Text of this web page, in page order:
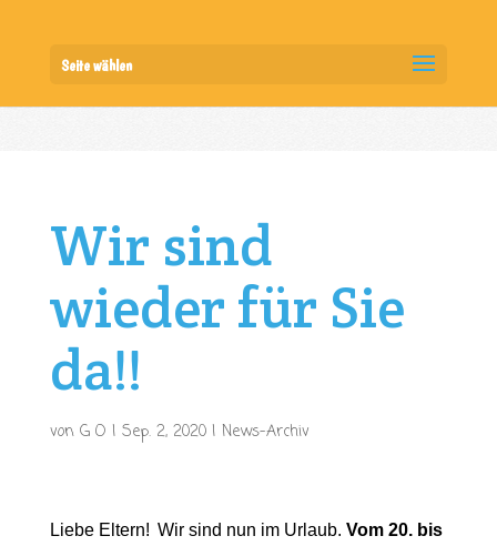
Seite wählen
Wir sind
wieder für Sie
da!!
von G O | Sep. 2, 2020| News-Archiv
Liebe Eltern! Wir sind nun im Urlaub. Vom 20. bis